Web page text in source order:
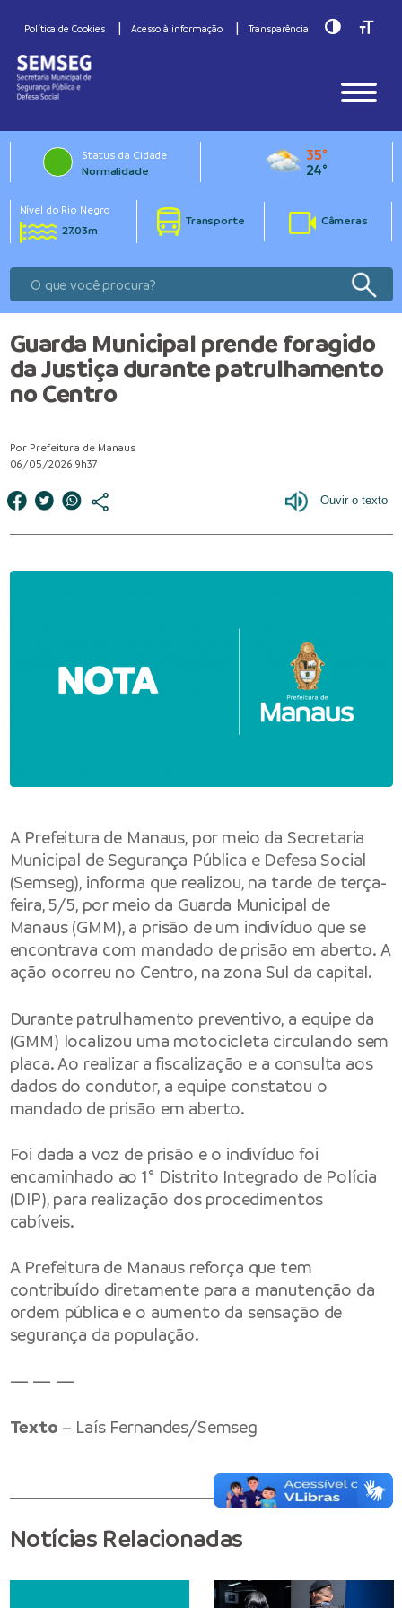
Política de Cookies Acesso à informação Transparência Toggle
Status da Cidade
Normalidade
35°
24°
Nível do Rio Negro
27.03m
Transporte Câmeras
Guarda Municipal prende foragido
da Justiça durante patrulhamento
no Centro
Por Prefeitura de Manaus
06/05/2026 9h37
A Prefeitura de Manaus, por meio da Secretaria
Municipal de Segurança Pública e Defesa Social
(Semseg), informa que realizou, na tarde de terça-
feira, 5/5, por meio da Guarda Municipal de
Manaus(GMM), a prisão de um indivíduo que se
encontrava com mandado de prisão em aberto. A
ação ocorreu no Centro, na zona Sul da capital.
Durante patrulhamento preventivo, a equipe da
(GMM) localizou uma motocicleta circulando sem
placa. Ao realizar a fiscalização e a consulta aos
dados do condutor, a equipe constatou o
mandado de prisão em aberto.
Foi dada a voz de prisão e o indivíduo foi
encaminhado ao 1° Distrito Integrado de Polícia
(DIP), para realização dos procedimentos
cabíveis.
A Prefeitura de Manaus reforça que tem
contribuído diretamente para a manutenção da
ordem pública e o aumento da sensação de
segurança da população.
— — —
Texto – Laís Fernandes/Semseg
Notícias Relacionadas